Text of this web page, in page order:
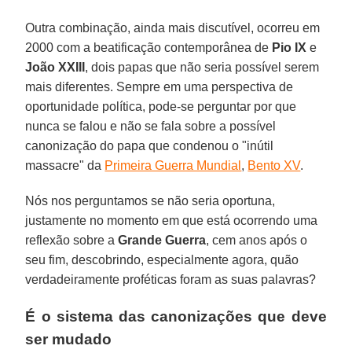
Outra combinação, ainda mais discutível, ocorreu em
2000 com a beatificação contemporânea de Pio IX e
João XXIII , dois papas que não seria possível serem
mais diferentes. Sempre em uma perspectiva de
oportunidade política, pode-se perguntar por que
nunca se falou e não se fala sobre a possível
canonização do papa que condenou o "inútil
massacre" da Primeira Guerra Mundial , Bento XV.
Nós nos perguntamos se não seria oportuna,
justamente no momento em que está ocorrendo uma
reflexão sobre aGrande Guerra, cem anos após o
seu fim, descobrindo, especialmente agora, quão
verdadeiramente proféticas foram as suas palavras?
É o sistema das canonizações que deve
ser mudado